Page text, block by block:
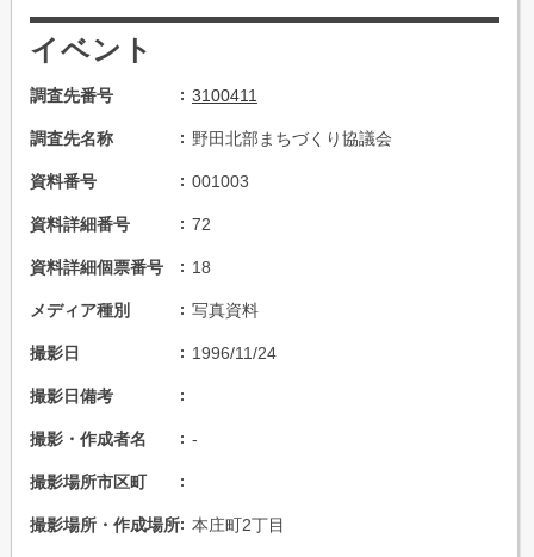
イベント
調査先番号 3100411
調査先名称 野田北部まちづくり協議会
資料番号 001003
資料詳細番号 72
資料詳細個票番号 18
メディア種別 写真資料
撮影日 1996/11/24
撮影日備考
撮影・作成者名 -
撮影場所市区町
撮影場所・作成場所 本庄町2丁目